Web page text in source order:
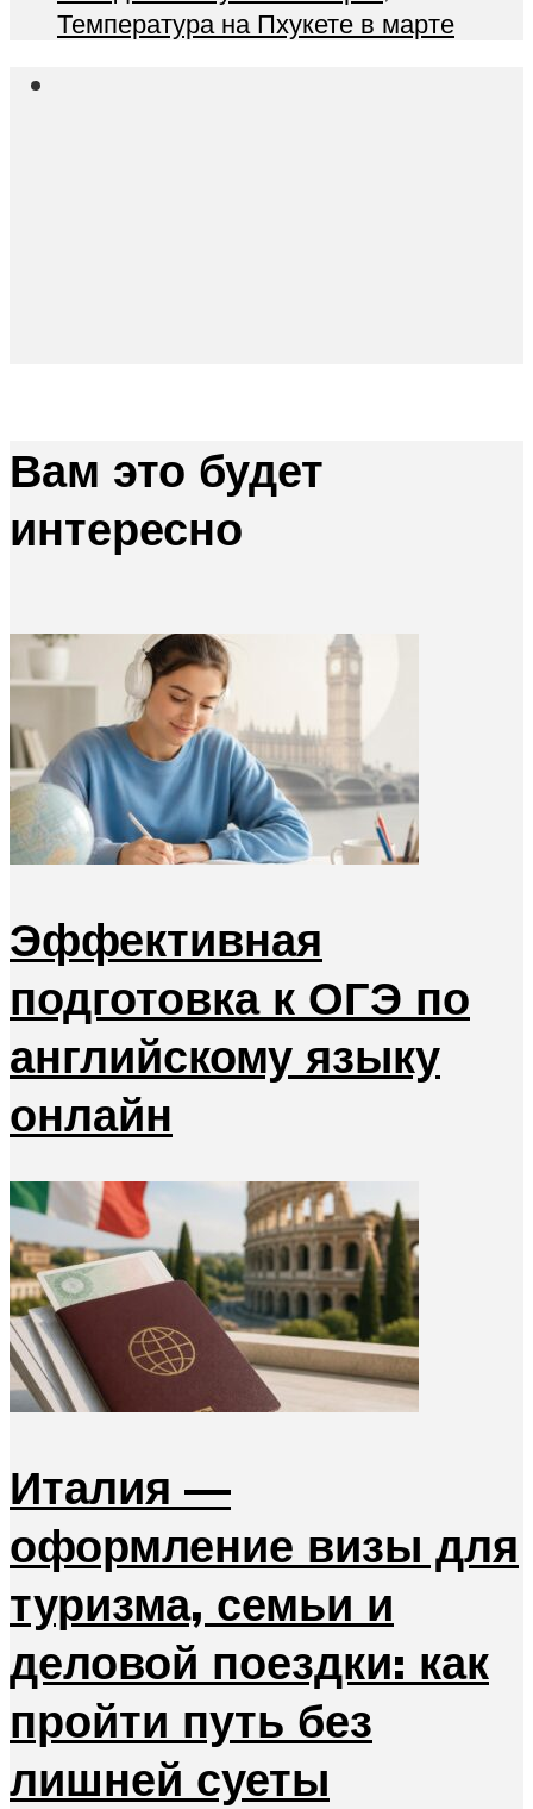
Температура на Пхукете в марте
Вам это будет
интересно
Эффективная
подготовка к ОГЭ по
английскому языку
онлайн
Италия —
оформление визы для
туризма, семьи и
деловой поездки: как
пройти путь без
лишней суеты